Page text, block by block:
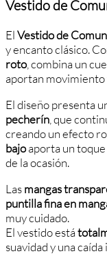
Vestido de
ElVestido de
y encanto clásico.
roto, combina un
aportan movimiento
El diseño presenta
pecherín , que
creando un efecto
bajoaporta un toque
de la ocasión.
Lasmangas
puntilla fina en
muy cuidado.
El vestido está
suavidad y una